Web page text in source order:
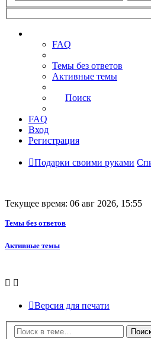
FAQ
Темы без ответов
Активные темы
Поиск
FAQ
Вход
Регистрация
Подарки своими руками
Текущее время: 06 авг 2026, 15:55
Темы без ответов
Активные темы
Версия для печати